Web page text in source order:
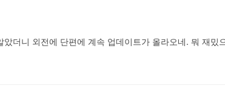
았더니 외전에 단편에 계속 업데이트가 올라오네. 뭐 재